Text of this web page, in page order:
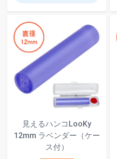
見えるハンコLooKy
12mm ラベンダー（ケー
ス付）